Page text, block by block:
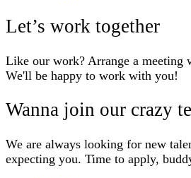
Let’s work together
Like our work? Arrange a meeting
We'll be happy to work with you!
Wanna join our crazy
We are always looking for new
expecting you. Time to apply,